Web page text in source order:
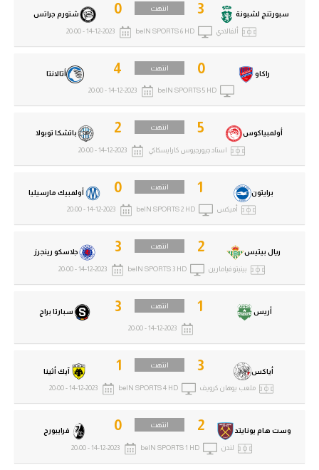
وست هام يونايتد 2 انتهت
فرايبورج 0
لندن beIN SPORTS 1 HD
14-12-2023 - 20:00
أياكس 3 انتهت
آيك أثينا 1
ملعب يوهان كرويف beIN SPORTS 4 HD
14-12-2023 - 20:00
أريس 1 انتهت
سبارتا براج 3
14-12-2023 - 20:00
ريال بيتيس 2 انتهت
جلاسكو رينجرز 3
بينيتو فيامارين beIN SPORTS 3 HD
14-12-2023 - 20:00
برايتون 1 انتهت
أولمبيك مارسيليا 0
أميكس beIN SPORTS 2 HD
14-12-2023 - 20:00
أولمبياكوس 5 انتهت
باتشكا توبولا 2
استاد جيورجيوس كارايسكاكي 14-12-2023 - 20:00
راكاو 0 انتهت
أتالانتا 4
beIN SPORTS 5 HD
14-12-2023 - 20:00
سبورتنج لشبونة 3 انتهت
شتورم جراتس 0
ألفالادي beIN SPORTS 6 HD
14-12-2023 - 20:00